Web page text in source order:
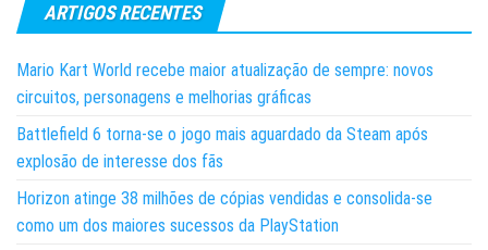
ARTIGOS RECENTES
Mario Kart World recebe maior atualização de sempre: novos
circuitos, personagens e melhorias gráficas
Battlefield 6 torna-se o jogo mais aguardado da Steam após
explosão de interesse dos fãs
Horizon atinge 38 milhões de cópias vendidas e consolida-se
como um dos maiores sucessos da PlayStation